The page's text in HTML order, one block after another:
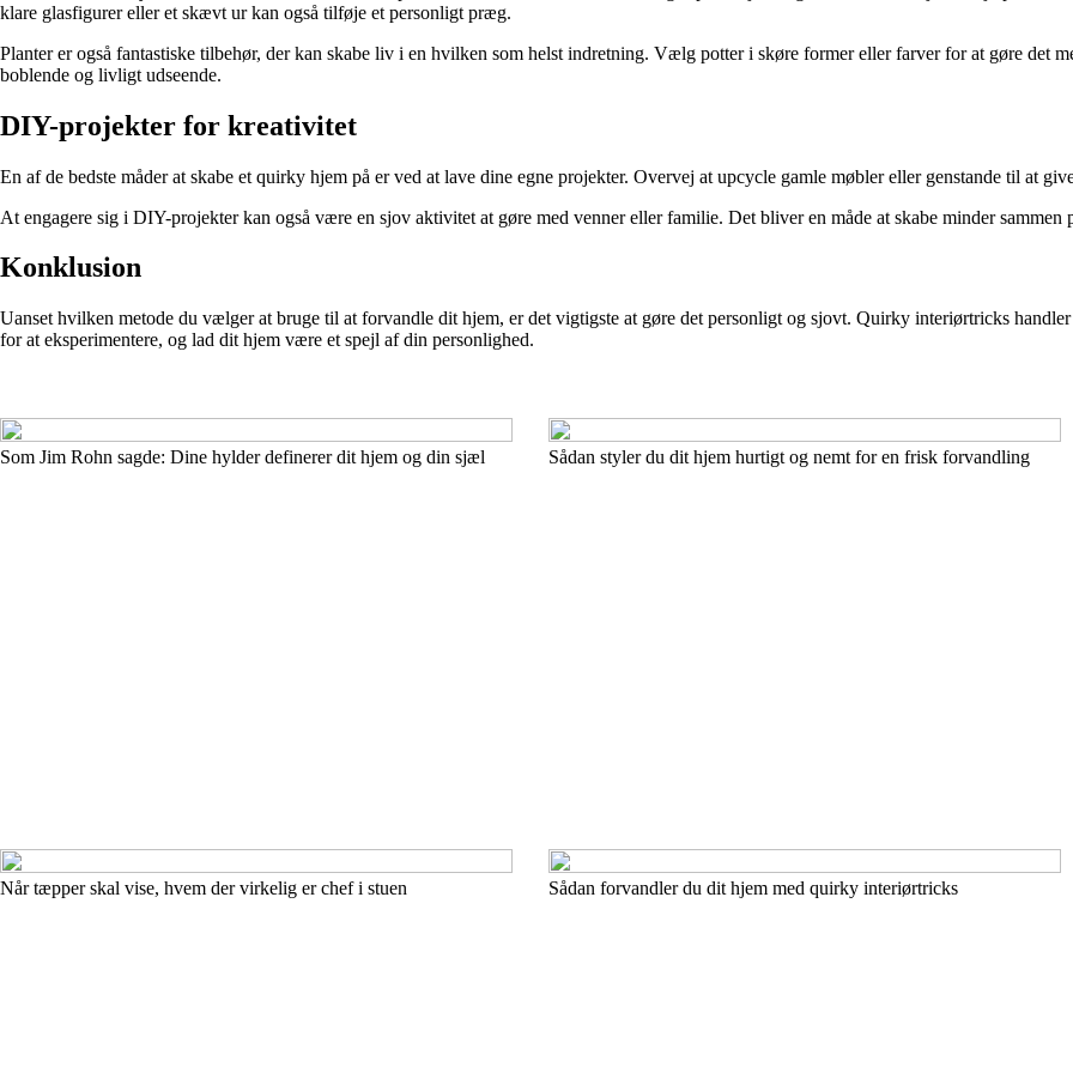
klare glasfigurer eller et skævt ur kan også tilføje et personligt præg.
Planter er også fantastiske tilbehør, der kan skabe liv i en hvilken som helst indretning. Vælg potter i skøre former eller farver for at gøre
boblende og livligt udseende.
DIY-projekter for kreativitet
En af de bedste måder at skabe et quirky hjem på er ved at lave dine egne projekter. Overvej at upcycle gamle møbler eller genstande til at
At engagere sig i DIY-projekter kan også være en sjov aktivitet at gøre med venner eller familie. Det bliver en måde at skabe minder
Konklusion
Uanset hvilken metode du vælger at bruge til at forvandle dit hjem, er det vigtigste at gøre det personligt og sjovt. Quirky interiørtricks
for at eksperimentere, og lad dit hjem være et spejl af din personlighed.
Som Jim Rohn sagde: Dine hylder definerer dit hjem og din sjæl Sådan styler du dit hjem hurtigt og nemt for en frisk forvandling
Når tæpper skal vise, hvem der virkelig er chef i stuen Sådan forvandler du dit hjem med quirky interiørtricks